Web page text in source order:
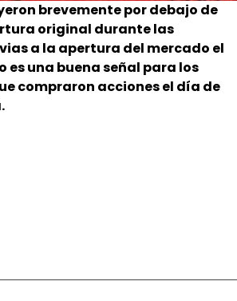
brevemente por debajo de
original durante las
a la apertura del mercado el
es una buena señal para los
compraron acciones el día de